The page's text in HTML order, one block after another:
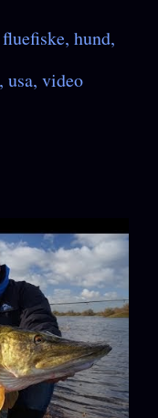
fluefiske hund
usa video